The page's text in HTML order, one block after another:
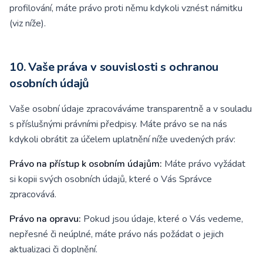
profilování, máte právo proti němu kdykoli vznést námitku
(viz níže).
10. Vaše práva v souvislosti s ochranou
osobních údajů
Vaše osobní údaje zpracováváme transparentně a v souladu
s příslušnými právními předpisy. Máte právo se na nás
kdykoli obrátit za účelem uplatnění níže uvedených práv:
Právo na přístup k osobním údajům: Máte právo vyžádat
si kopii svých osobních údajů, které o Vás Správce
zpracovává.
Právo na opravu: Pokud jsou údaje, které o Vás vedeme,
nepřesné či neúplné, máte právo nás požádat o jejich
aktualizaci či doplnění.